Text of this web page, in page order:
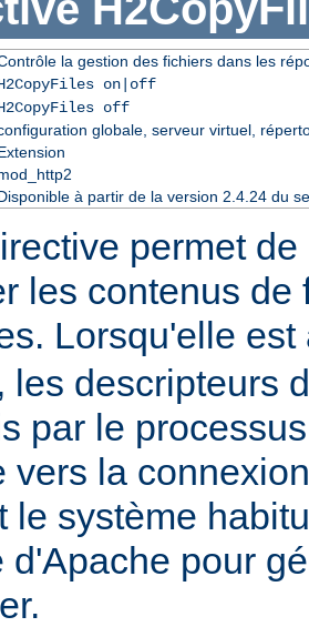
la gestion des fichiers dans les
on|off
off
globale, serveur virtuel,
à partir de la version 2.4.24 du
permet
les contenus de
Lorsqu'elle
les descripteurs
par le
vers la
le système
d'Apache pour